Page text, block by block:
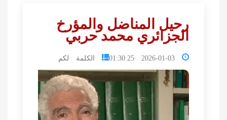
رحيل المناضل والمؤرخ
الجزائري محمد حربي
2026-01-03 01:30:25 الكلمة لكم